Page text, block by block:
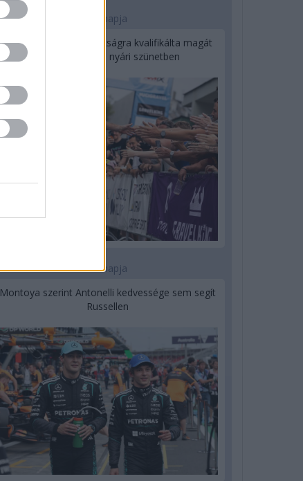
1 napja
Kerékpáros világbajnokságra kvalifikálta magát
Bottas az F1-es nyári szünetben
2 napja
Montoya szerint Antonelli kedvessége sem segít
Russellen